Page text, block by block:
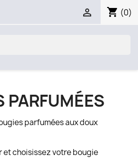
shopping_cart (0)

PARFUMÉES
parfumées aux doux
et choisissez votre bougie